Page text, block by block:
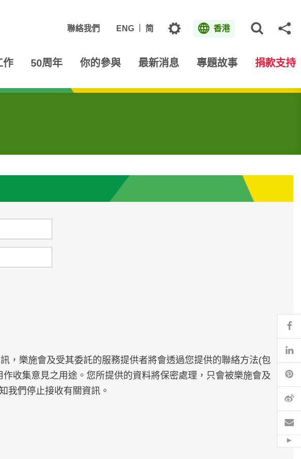
聯絡我們 ENG 简 主題 香港
作 50周年 你的參與 最新消息 專題故事 捐款支持
，樂施會及受其委託的服務提供者將會透過您提供的聯絡方法(包
收集意見之用途。您所提供的資料將保密處理，只會被樂施會及
我們停止接收有關資訊。